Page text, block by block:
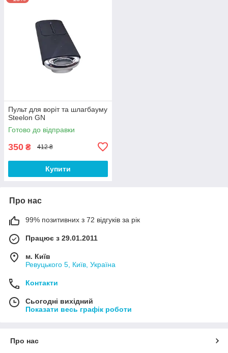
Пульт для воріт та шлагбауму
Steelon GN
Готово до відправки
350 ₴ 412 ₴
Купити
Про нас
99% позитивних з 72 відгуків за рік
Працює з 29.01.2011
м. Київ
Ревуцького 5, Київ, Україна
Контакти
Сьогодні вихідний
Показати весь графік роботи
Про нас